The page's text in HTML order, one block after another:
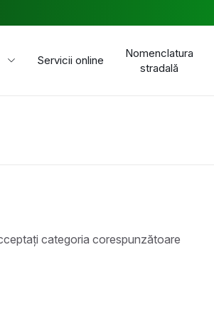
Servicii online
Nomenclatura
stradală